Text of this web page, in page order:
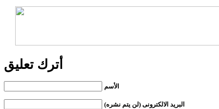
أترك تعليق
الأسم
البريد الالكترونى (لن يتم نشره)